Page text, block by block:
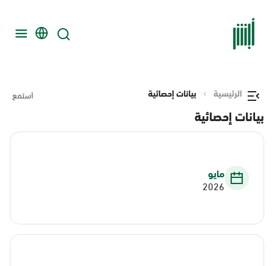
الرئيسية بيانات إحصائية استمع
بيانات إحصائية
مايو
2026